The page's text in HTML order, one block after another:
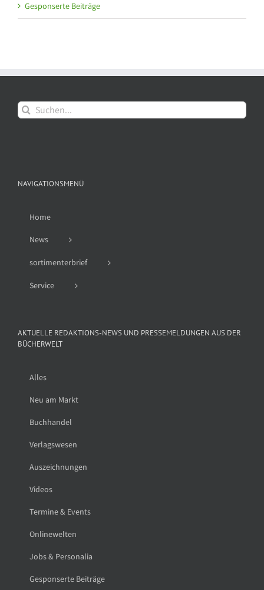
Gesponserte Beiträge
Suche
nach:
NAVIGATIONSMENÜ
Home
News
sortimenterbrief
Service
AKTUELLE REDAKTIONS-NEWS UND PRESSEMELDUNGEN AUS DER
BÜCHERWELT
Alles
Neu am Markt
Buchhandel
Verlagswesen
Auszeichnungen
Videos
Termine & Events
Onlinewelten
Jobs & Personalia
Gesponserte Beiträge